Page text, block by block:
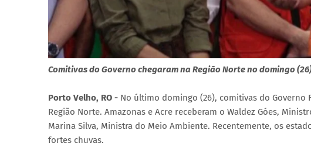
Comitivas do Governo chegaram na Região Norte no domingo
Porto Velho, RO - No último domingo (26), comitivas do Governo
Região Norte. Amazonas e Acre receberam o Waldez Góes,
Marina Silva, Ministra do Meio Ambiente. Recentemente, os
fortes chuvas.